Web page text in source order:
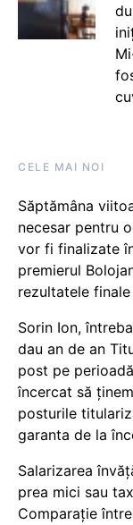
CELE MAI NOI
Săptămâna
necesar pentru
vor fi finalizate
premierul
rezultatele
Sorin Ion,
dau an de an
post pe
încercat să
posturile
garanta de la
Salarizarea
prea mici sau
Comparație